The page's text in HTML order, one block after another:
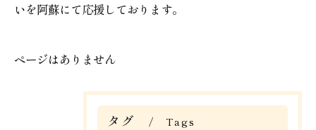
いを阿蘇にて応援しております。
ページはありません
タグ Tags